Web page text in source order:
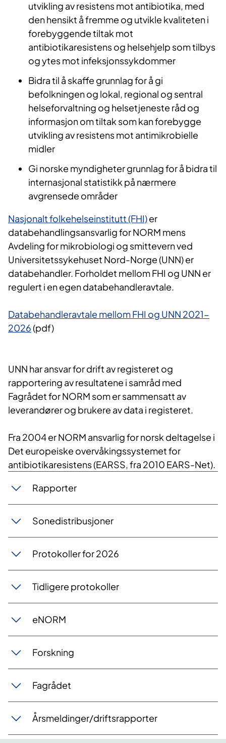
utvikling av resistens mot antibiotika, med
den hensikt å fremme og utvikle kvaliteten i
forebyggende tiltak mot
antibiotikaresistens og helsehjelp som tilbys
og ytes mot infeksjonssykdommer
Bidra til å skaffe grunnlag for å gi
befolkningen og lokal, regional og sentral
helseforvaltning og helsetjeneste råd og
informasjon om tiltak som kan forebygge
utvikling av resistens mot antimikrobielle
midler
Gi norske myndigheter grunnlag for å bidra til
internasjonal statistikk på nærmere
avgrensede områder
Nasjonalt folkehelseinstitutt (FHI)er
databehandlingsansvarlig for NORM mens
Avdeling for mikrobiologi og smittevern ved
Universitetssykehuset Nord-Norge (UNN) er
databehandler. Forholdet mellom FHI og UNN er
regulert i en egen databehandleravtale.
Databehandleravtale ​mellom FHI og UNN 2021-
2026​ (pdf)
UNN har ansvar for drift av registeret og
rapportering av resultatene i samråd med
Fagrådet for NORM som er sammensatt av
leverandører og brukere av data i registeret.
Fra 2004 er NORM ansvarlig for norsk deltagelse i
Det europeiske overvåkingssystemet for
antibiotikaresistens (EARSS, fra 2010 EARS-Net).
Rapporter
Sonedistribusjoner
Protokoller for 2026
​​Tidligere protokoller
eNORM
Forskning
Fagrådet
Årsmeldinger/driftsrapporter